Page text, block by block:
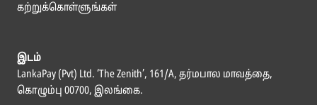
கற்றுக்கொள்ளுங்கள்
இடம்
LankaPay (Pvt) Ltd. ‘The Zenith’, 161/A, தர்மபால மாவத்தை,
கொழும்பு 00700, இலங்கை.